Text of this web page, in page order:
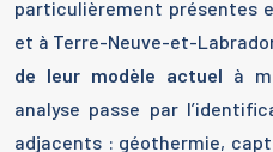
particulièrement présentes
et à Terre-Neuve-et-
de leur modèle actuel à
analyse passe par
adjacents : géothermie,